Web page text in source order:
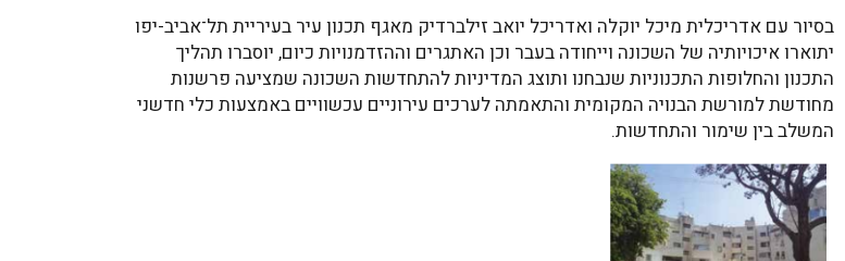
בסיור עם אדריכלית מיכל יוקלה ואדריכל יואב זילברדיק מאגף תכנון עיר בעיריית תל־אביב-יפו
יתוארו איכויותיה של השכונה וייחודה בעבר וכן האתגרים וההזדמנויות כיום, יוסברו תהליך
התכנון והחלופות התכנוניות שנבחנו ותוצג המדיניות להתחדשות השכונה שמציעה פרשנות
מחודשת למורשת הבנויה המקומית והתאמתה לערכים עירוניים עכשוויים באמצעות כלי חדשני
המשלב בין שימור והתחדשות.